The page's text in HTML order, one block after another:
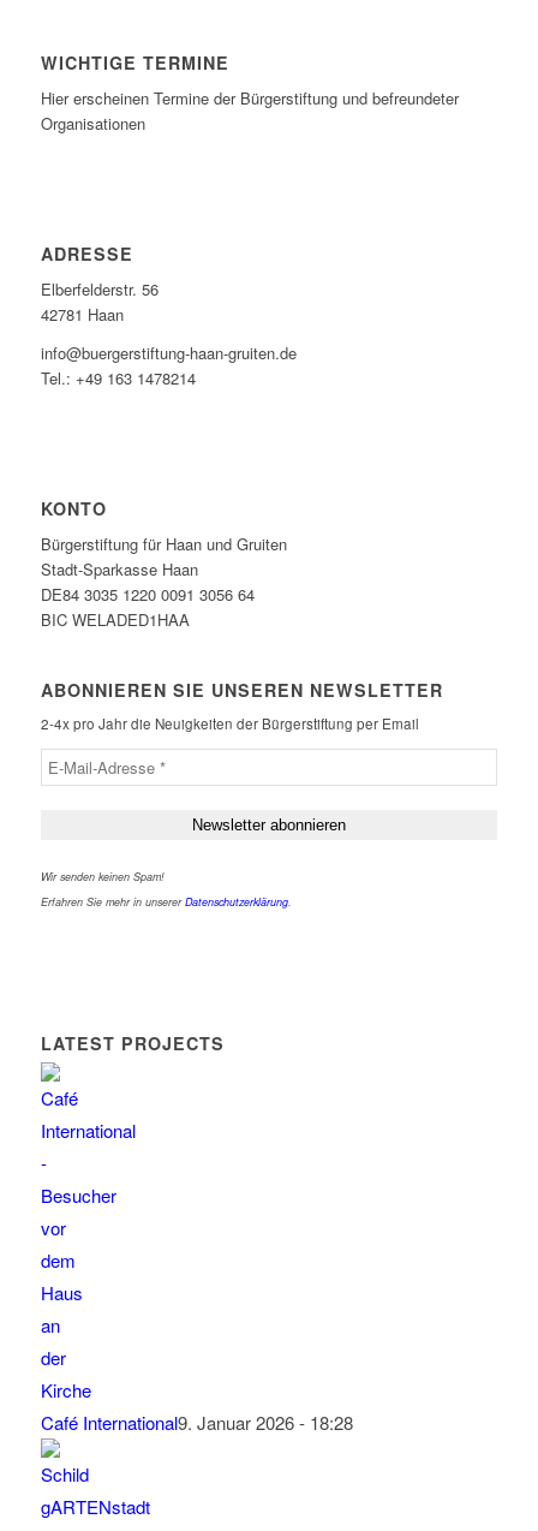
WICHTIGE TERMINE
Hier erscheinen Termine der Bürgerstiftung und befreundeter
Organisationen
ADRESSE
Elberfelderstr. 56
42781 Haan
info@buergerstiftung-haan-gruiten.de
Tel.: +49 163 1478214
KONTO
Bürgerstiftung für Haan und Gruiten
Stadt-Sparkasse Haan
DE84 3035 1220 0091 3056 64
BIC WELADED1HAA
ABONNIEREN SIE UNSEREN NEWSLETTER
2-4x pro Jahr die Neuigkeiten der Bürgerstiftung per Email
Wir senden keinen Spam!
Erfahren Sie mehr in unsererDatenschutzerklärung.
LATEST PROJECTS
Café International9. Januar 2026 - 18:28